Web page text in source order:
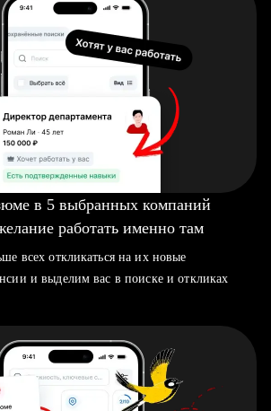
в 5 выбранных компаний
работать именно там
всех откликаться на их новые
и выделим вас в поиске и откликах